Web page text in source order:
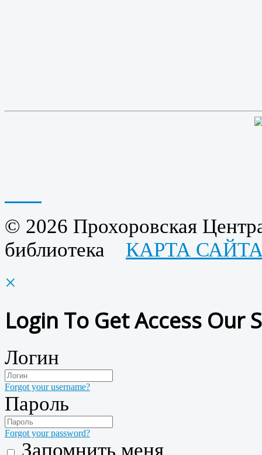
© 2026 Прохоровская
библиотека КАРТА
×
Login To Get Access Our
Логин
Forgot your username?
Пароль
Forgot your password?
Запомнить меня